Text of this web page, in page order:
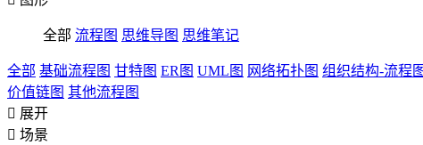
全部 流程图 思维导图 思维笔记
全部 基础流程图 甘特图 ER图 UML图 网络拓扑图 组织结构-流程图
价值链图 其他流程图
 展开
 场景